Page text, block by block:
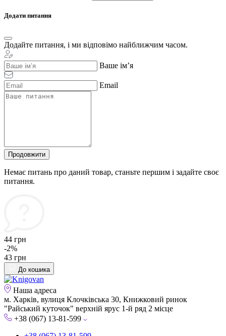
Додати питання
Додайте питання, і ми відповімо найближчим часом.
Ваше ім’я
Email
Продовжити
Немає питань про даний товар, станьте першим і задайте своє
питання.
44 грн
-2%
43 грн
До кошика
Наша адреса
м. Харків, вулиця Клочківська 30, Книжковий ринок
"Райський куточок" верхній ярус 1-й ряд 2 місце
+38 (067) 13-81-599